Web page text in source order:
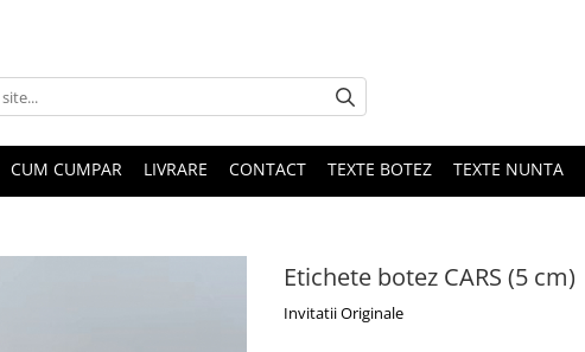
CUM CUMPAR LIVRARE CONTACT TEXTE BOTEZ TEXTE NUNTA
Etichete botez CARS (5 cm)
Invitatii Originale